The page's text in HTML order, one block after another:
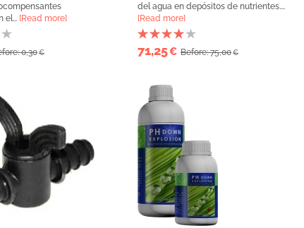
el... [Read more]
0,30€
del agua en depósitos de nutrientes....
[Read more]
71,25€ Before: 75,00€